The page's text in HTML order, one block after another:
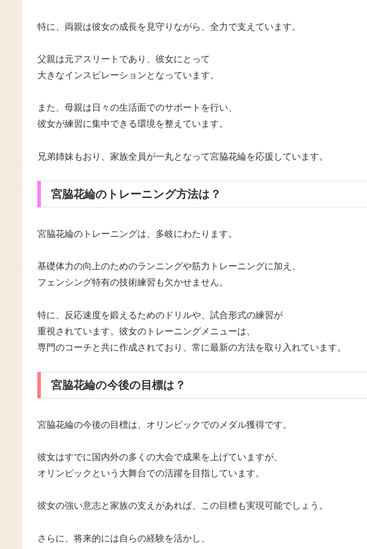
特に、両親は彼女の成長を見守りながら、全力で支えています。
父親は元アスリートであり、彼女にとって
大きなインスピレーションとなっています。
また、母親は日々の生活面でのサポートを行い、
彼女が練習に集中できる環境を整えています。
兄弟姉妹もおり、家族全員が一丸となって宮脇花綸を応援しています。
宮脇花綸のトレーニング方法は？
宮脇花綸のトレーニングは、多岐にわたります。
基礎体力の向上のためのランニングや筋力トレーニングに加え、
フェンシング特有の技術練習も欠かせません。
特に、反応速度を鍛えるためのドリルや、試合形式の練習が
重視されています。彼女のトレーニングメニューは、
専門のコーチと共に作成されており、常に最新の方法を取り入れています。
宮脇花綸の今後の目標は？
宮脇花綸の今後の目標は、オリンピックでのメダル獲得です。
彼女はすでに国内外の多くの大会で成果を上げていますが、
オリンピックという大舞台での活躍を目指しています。
彼女の強い意志と家族の支えがあれば、この目標も実現可能でしょう。
さらに、将来的には自らの経験を活かし、